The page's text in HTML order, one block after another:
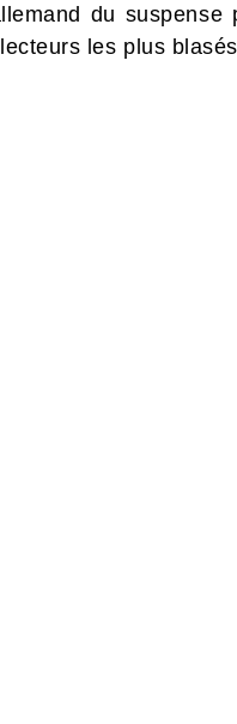
du suspense
les plus